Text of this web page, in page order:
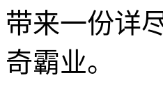
带来一份详
奇霸业。